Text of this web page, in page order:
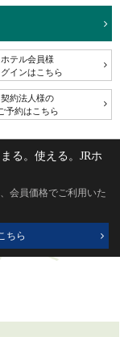
ホテル会員様
グインはこちら
契約法人様の
予約はこちら
る。使える。JRホ
会員価格でご利用いた
ちら